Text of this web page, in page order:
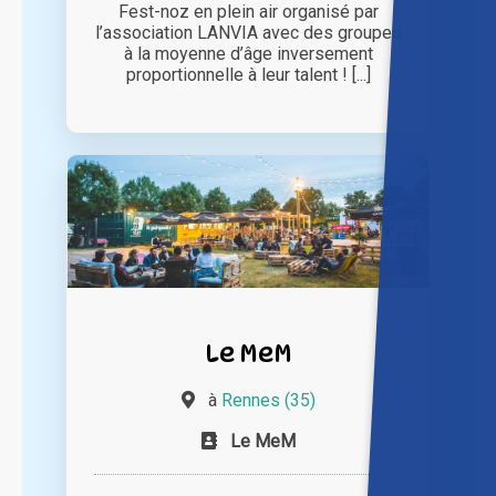
Fest-noz en plein air organisé par
l’association LANVIA avec des groupes
à la moyenne d’âge inversement
proportionnelle à leur talent ! [...]
Le MeM
à Rennes (35)
Le MeM